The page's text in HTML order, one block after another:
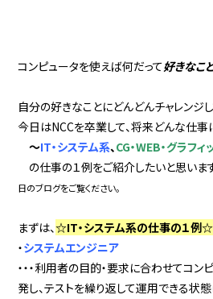
コンピュータを使えば何だって好きなこ
自分の好きなことにどんどんチャレンジ
今日はNCCを卒業して、将来どんな仕事
～IT・システム系、CG・WEB・グラフィ
の仕事の１例をご紹介したいと思い
日のブログをご覧ください。
まずは、☆IT・システム系の仕事の１例☆
・システムエンジニア
・・・利用者の目的・要求に合わせてコン
発し、テストを繰り返して運用できる状